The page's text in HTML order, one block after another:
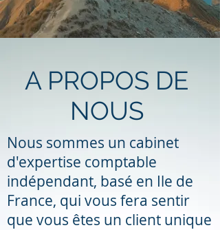
A PROPOS DE
NOUS
Nous sommes un cabinet
d'expertise comptable
indépendant, basé en Ile de
France, qui vous fera sentir
que vous êtes un client unique